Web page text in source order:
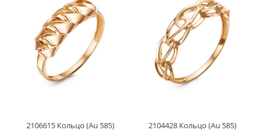
2106615 Кольцо (Au 585) 2104428 Кольцо (Au 585)